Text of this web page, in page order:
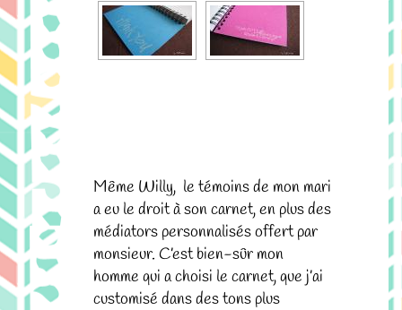
Même Willy, le témoins de mon mari
a eu le droit à son carnet, en plus des
médiators personnalisés offert par
monsieur. C’est bien-sûr mon
homme qui a choisi le carnet, que j’ai
customisé dans des tons plus